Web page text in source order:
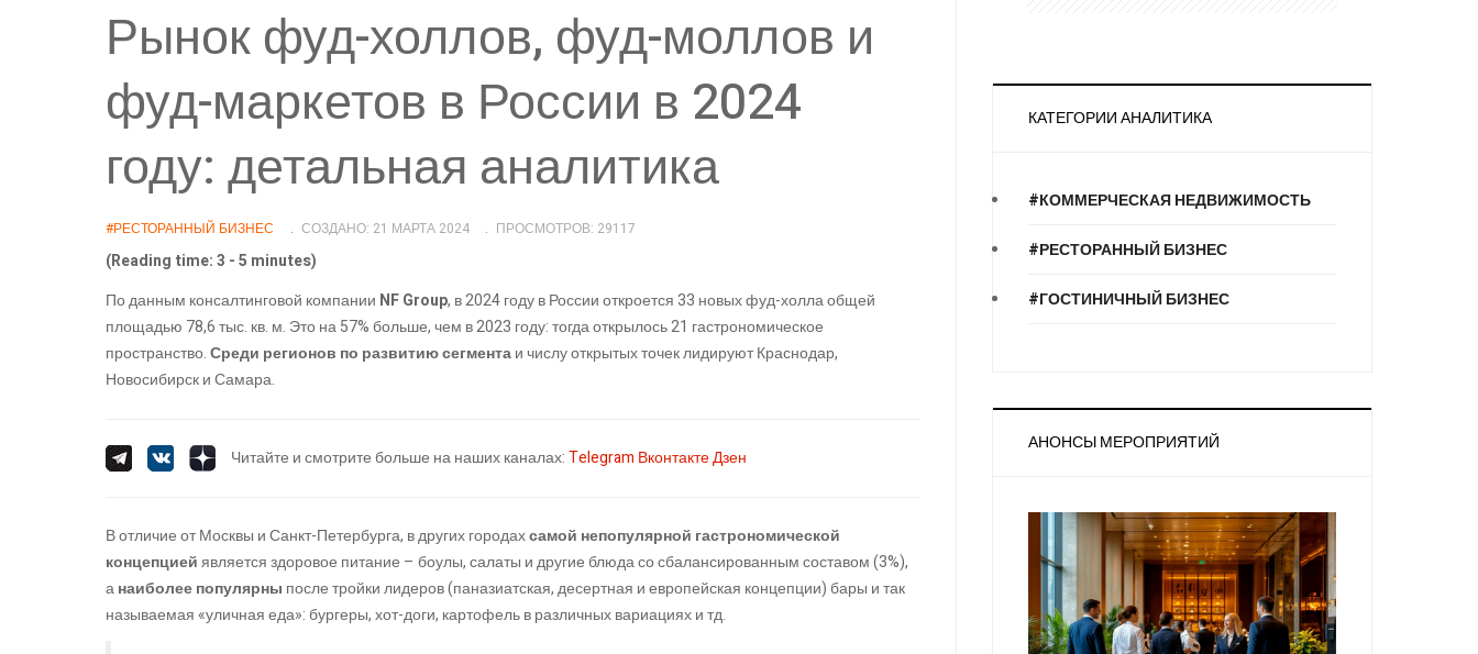
Рынок фуд-холлов, фуд-моллов и
фуд-маркетов в России в 2024
году: детальная аналитика
#РЕСТОРАННЫЙ БИЗНЕС СОЗДАНО: 21 МАРТА 2024 ПРОСМОТРОВ: 29117
(Reading time: 3 - 5 minutes)
По данным консалтинговой компании NF Group, в 2024 году в России откроется 33 новых фуд-холла общей
площадью 78,6 тыс. кв. м. Это на 57% больше, чем в 2023 году: тогда открылось 21 гастрономическое
пространство.Среди регионов по развитию сегментаи числу открытых точек лидируют Краснодар,
Новосибирск и Самара.
Читайте и смотрите больше на наших каналах:Telegram ВконтактеДзен
В отличие от Москвы и Санкт-Петербурга, в других городахсамой непопулярной гастрономической
концепциейявляется здоровое питание – боулы, салаты и другие блюда со сбалансированным составом (3%),
анаиболее популярны после тройки лидеров (паназиатская, десертная и европейская концепции) бары и так
называемая «уличная еда»: бургеры, хот-доги, картофель в различных вариациях и тд.
КАТЕГОРИИ АНАЛИТИКА
#КОММЕРЧЕСКАЯ НЕДВИЖИМОСТЬ
#РЕСТОРАННЫЙ БИЗНЕС
#ГОСТИНИЧНЫЙ БИЗНЕС
АНОНСЫ МЕРОПРИЯТИЙ